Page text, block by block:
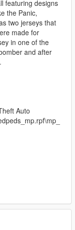
featuring designs
the Panic,
two jerseys that
made for
in one of the
and after
Auto